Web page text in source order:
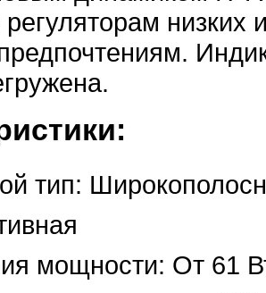
низких
тип:
мощности: От 61